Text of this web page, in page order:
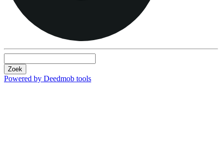
Zoek
Powered by Deedmob tools